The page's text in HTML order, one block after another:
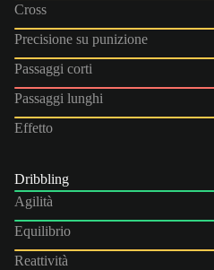
Cross
Precisione su punizione
Passaggi corti
Passaggi lunghi
Effetto
Dribbling
Agilità
Equilibrio
Reattività